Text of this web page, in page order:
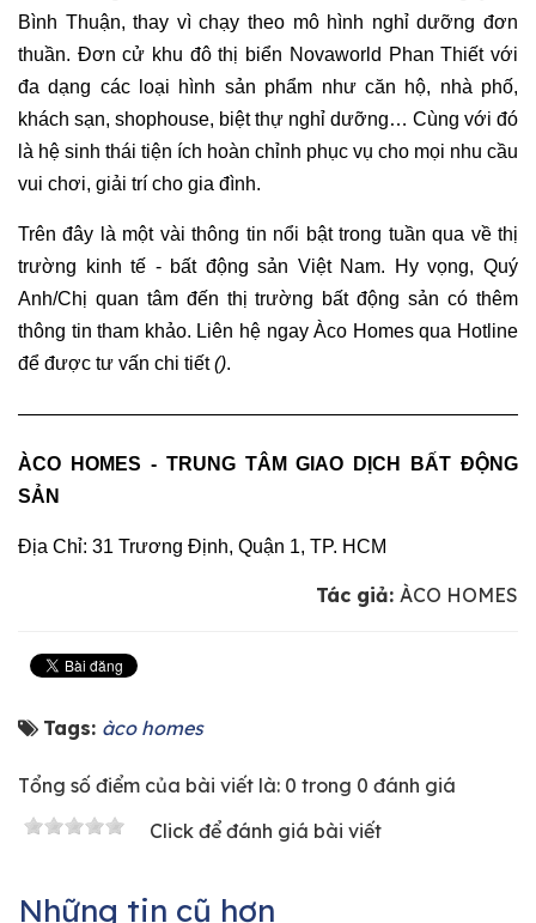
Bình Thuận, thay vì chạy theo mô hình nghỉ dưỡng đơn
thuần. Đơn cử khu đô thị biển Novaworld Phan Thiết với
đa dạng các loại hình sản phẩm như căn hộ, nhà phố,
khách sạn, shophouse, biệt thự nghỉ dưỡng… Cùng với đó
là hệ sinh thái tiện ích hoàn chỉnh phục vụ cho mọi nhu cầu
vui chơi, giải trí cho gia đình.
Trên đây là một vài thông tin nổi bật trong tuần qua về thị
trường kinh tế - bất động sản Việt Nam. Hy vọng, Quý
Anh/Chị quan tâm đến thị trường bất động sản có thêm
thông tin tham khảo. Liên hệ ngay Àco Homes qua Hotline
để được tư vấn chi tiết().
———————————————————————————
ÀCO HOMES - TRUNG TÂM GIAO DỊCH BẤT ĐỘNG
SẢN
Địa Chỉ: 31 Trương Định, Quận 1, TP. HCM
Tác giả: ÀCO HOMES
Tags: àco homes
Tổng số điểm của bài viết là: 0 trong 0 đánh giá
Click để đánh giá bài viết
Những tin cũ hơn